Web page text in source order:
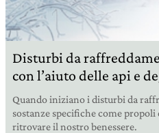
Disturbi da
con l’aiuto delle api e
Quando iniziano i disturbi da
sostanze specifiche come
ritrovare il nostro benessere.